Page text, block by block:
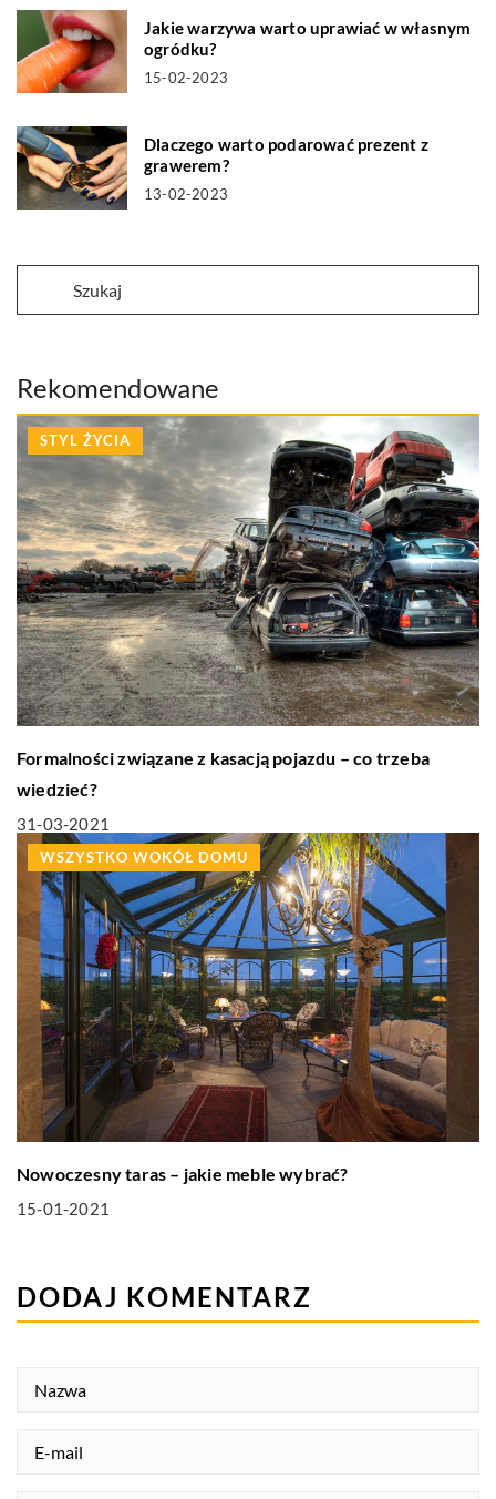
Jakie warzywa warto uprawiać w własnym
ogródku?
15-02-2023
Dlaczego warto podarować prezent z
grawerem?
13-02-2023
Rekomendowane
STYL ŻYCIA
Formalności związane z kasacją pojazdu – co trzeba
wiedzieć?
31-03-2021
WSZYSTKO WOKÓŁ DOMU
Nowoczesny taras – jakie meble wybrać?
15-01-2021
DODAJ KOMENTARZ